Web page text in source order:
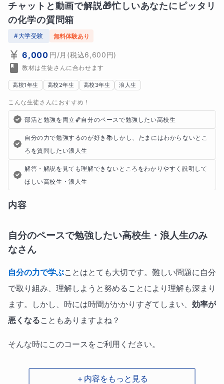
チャットと動画で解説🎁忙しいあなたにピッタリ
の化学の質問箱
#大学受験 無料体験あり
6,000 円/月 (税込6,600円)
教材は生徒さんに合わせます
高校1年生 高校2年生 高校3年生 浪人生
こんな生徒さんにおすすめ！
部活と勉強を両立🏀自分のペースで勉強したい高校生
自分の力で勉強するのが好き📚しかし、たまにはわからないとこ
ろを質問したい浪人生
解答・解説を見ても理解できないところをわかりやすく説明して
ほしい高校生・浪人生
内容
自分のペースで勉強したい高校生・浪人生のみ
なさん
自分の力で学ぶことはとても大切です。難しい問題に自分
で取り組み、理解しようと努めることにより理解も深まり
ます。しかし、時には時間がかかりすぎてしまい、 効率が
悪くなることもありますよね？
そんな時にこのコースをご利用ください。
＋内容をもっと見る